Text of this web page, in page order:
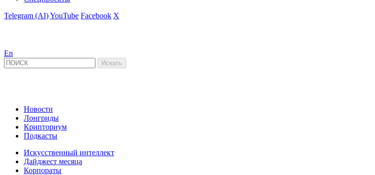
Telegram (AI)YouTube Facebook X
En
Новости
Лонгриды
Крипториум
Подкасты
Искусственный интеллект
Дайджест месяца
Корпораты